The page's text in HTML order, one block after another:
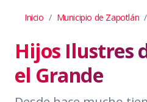
Inicio Municipio de Zapotlán
Hijos Ilustres
el Grande